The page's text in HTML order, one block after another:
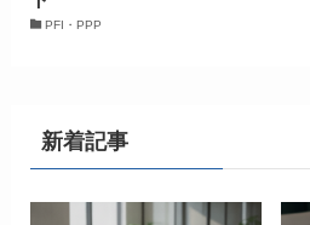
PFI・PPP
新着記事